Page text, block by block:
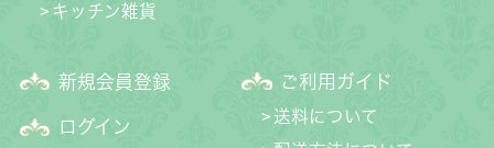
キッチン雑貨
新規会員登録
ログイン
ご利用ガイド
送料について